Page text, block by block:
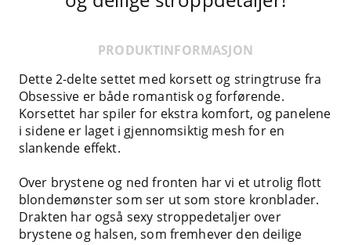
PRODUKTINFORMASJON
Dette 2-delte settet med korsett og stringtruse fra
Obsessive er både romantisk og forførende.
Korsettet har spiler for ekstra komfort, og panelene
i sidene er laget i gjennomsiktig mesh for en
slankende effekt.
Over brystene og ned fronten har vi et utrolig flott
blondemønster som ser ut som store kronblader.
Drakten har også sexy stroppedetaljer over
brystene og halsen, som fremhever den deilige